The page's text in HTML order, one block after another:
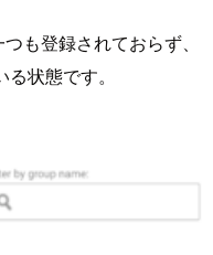
も登録されておらず、
状態です。